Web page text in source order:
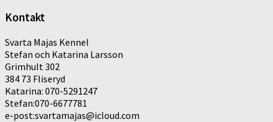
Kontakt
Svarta Majas Kennel
Stefan och Katarina Larsson
Grimhult 302
384 73 Fliseryd
Katarina: 070-5291247
Stefan:070-6677781
e-post:svartamajas@icloud.com